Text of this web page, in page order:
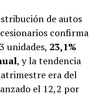
de autos
confirma
unidades, 23,1%
, y la tendencia
era del
el 12,2 por